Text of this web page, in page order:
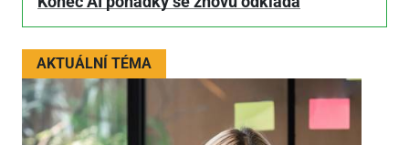
AKTUÁLNÍ TÉMA